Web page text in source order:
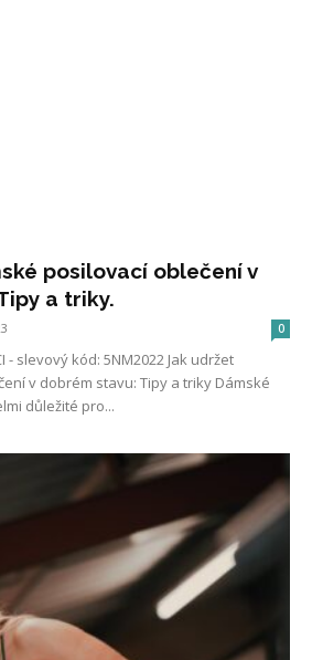
posilovací oblečení v
a triky.
0
- slevový kód: 5NM2022 Jak udržet
v dobrém stavu: Tipy a triky Dámské
důležité pro...